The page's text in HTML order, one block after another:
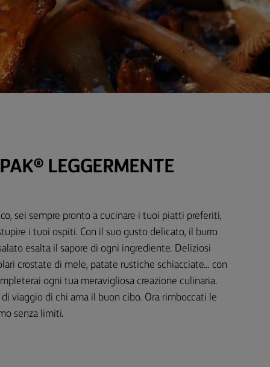
LEGGERMENTE
sei sempre pronto a cucinare i tuoi piatti preferiti,
i tuoi ospiti. Con il suo gusto delicato, il burro
esalta il sapore di ogni ingrediente. Deliziosi
crostate di mele, patate rustiche schiacciate... con
ogni tua meravigliosa creazione culinaria.
viaggio di chi ama il buon cibo. Ora rimboccati le
senza limiti.